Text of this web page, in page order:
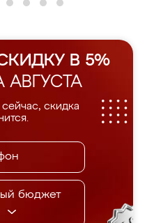
В 5%
сейчас, скидка
бюджет